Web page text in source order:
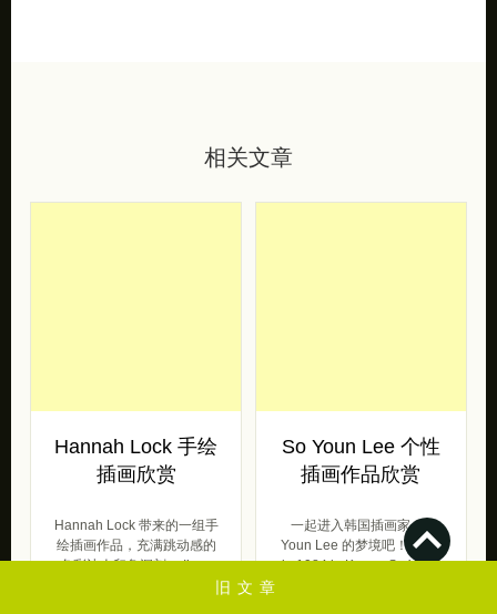
旧文章
相关文章
Hannah Lock 手绘
插画欣赏
Hannah Lock 带来的一组手
绘插画作品，充满跳动感的
色彩让人印象深刻。 I’m a
So Youn Lee 个性
插画作品欣赏
一起进入韩国插画家 So
Youn Lee 的梦境吧！ Born
in 1984 in Korea, So Y […]